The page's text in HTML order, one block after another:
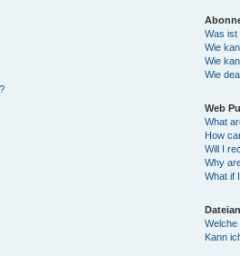
Was ist
Wie
Wie
Wie
Web
What
How
Will I
Why
What if
Welche
Kann